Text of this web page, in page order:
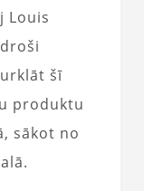
Louis
šī
produktu
sākot no